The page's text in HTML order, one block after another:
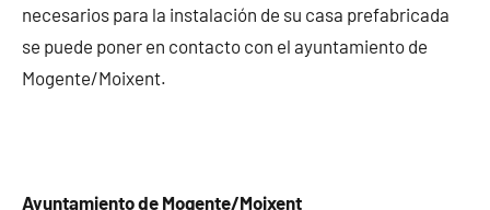
necesarios para la instalación de su casa prefabricada
se puede poner en contacto con el ayuntamiento de
Mogente/Moixent.
Ayuntamiento de Mogente/Moixent